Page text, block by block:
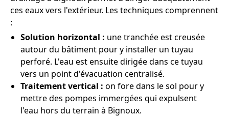
ces eaux vers l'extérieur. Les techniques comprennent
:
Solution horizontal : une tranchée est creusée
autour du bâtiment pour y installer un tuyau
perforé. L'eau est ensuite dirigée dans ce tuyau
vers un point d'évacuation centralisé.
Traitement vertical : on fore dans le sol pour y
mettre des pompes immergées qui expulsent
l'eau hors du terrain à Bignoux.